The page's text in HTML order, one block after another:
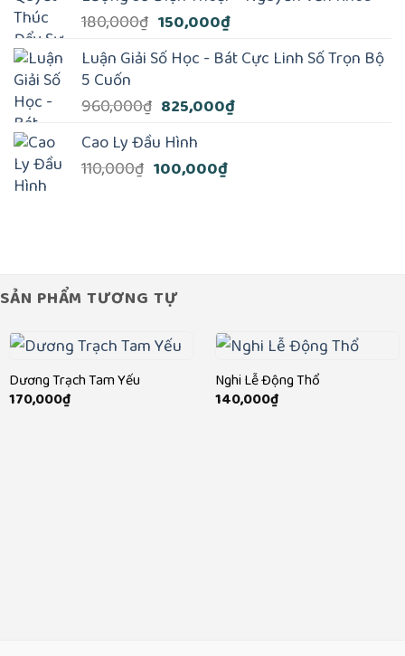
185,000₫.
180,000₫ Giá
gốc
là:
150,000₫Giá
tại
150,000₫.
Luận Giải Số Học - Bát Cực Linh Số Trọn Bộ
5 Cuốn
960,000₫ Giá
là:
960,000₫.
825,000₫Giá
Cao Ly Đầu Hình
110,000₫ Giá
100,000₫Giá
SẢN PHẨM TƯƠNG TỰ
Dương Trạch Tam Yếu
170,000₫
Nghi Lễ Động Thổ
140,000₫